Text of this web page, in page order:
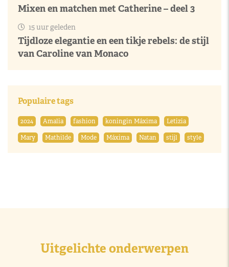
Mixen en matchen met Catherine – deel 3
15 uur geleden
Tijdloze elegantie en een tikje rebels: de stijl
van Caroline van Monaco
Populaire tags
2024 Amalia fashion koningin Máxima
Letizia
Mary
Mathilde Mode Máxima Natan stijl style
Uitgelichte onderwerpen